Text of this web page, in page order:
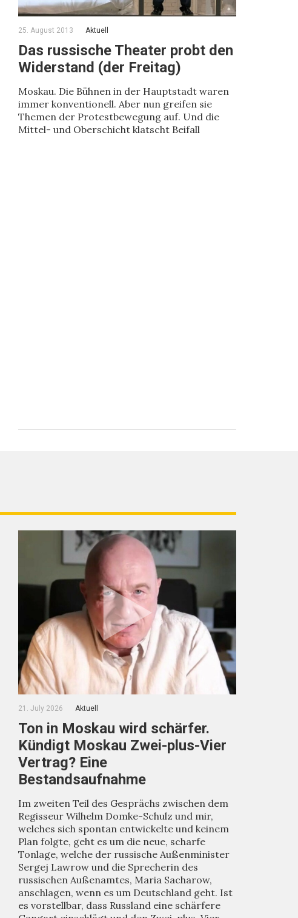
25. August 2013 Aktuell
Das russische Theater probt den
Widerstand (der Freitag)
Moskau. Die Bühnen in der Hauptstadt waren
immer konventionell. Aber nun greifen sie
Themen der Protestbewegung auf. Und die
Mittel- und Oberschicht klatscht Beifall
21. July 2026 Aktuell
Ton in Moskau wird schärfer.
Kündigt Moskau Zwei-plus-Vier
Vertrag? Eine
Bestandsaufnahme
Im zweiten Teil des Gesprächs zwischen dem
Regisseur Wilhelm Domke-Schulz und mir,
welches sich spontan entwickelte und keinem
Plan folgte, geht es um die neue, scharfe
Tonlage, welche der russische Außenminister
Sergej Lawrow und die Sprecherin des
russischen Außenamtes, Maria Sacharow,
anschlagen, wenn es um Deutschland geht. Ist
es vorstellbar, dass Russland eine schärfere